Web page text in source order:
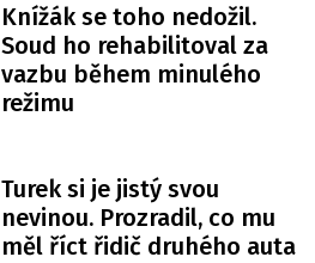
Knížák se toho nedožil.
Soud ho rehabilitoval za
vazbu během minulého
režimu
Turek si je jistý svou
nevinou. Prozradil, co mu
měl říct řidič druhého auta